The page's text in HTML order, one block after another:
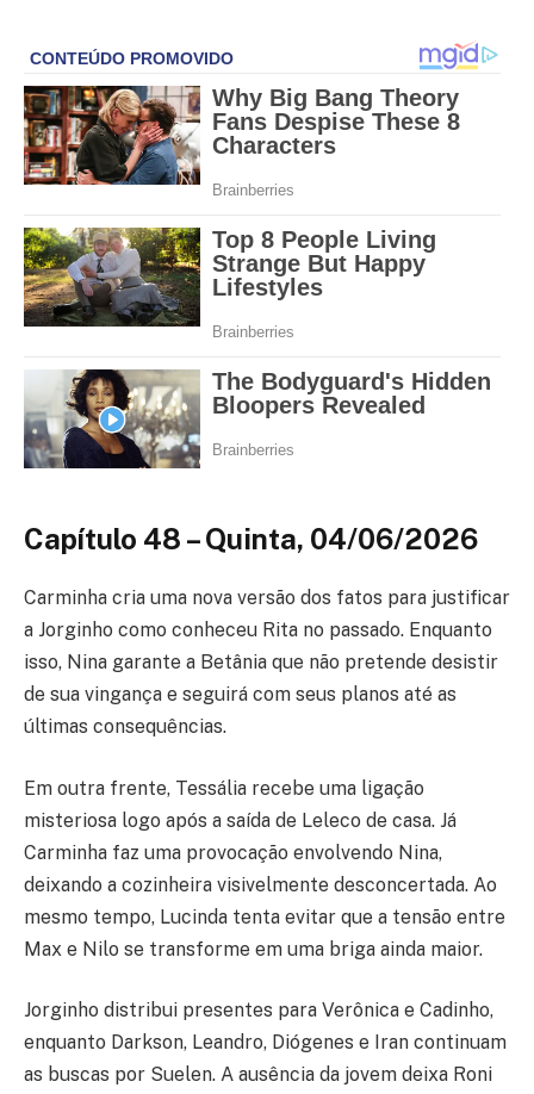
Capítulo 48 – Quinta, 04/06/2026
Carminha cria uma nova versão dos fatos para justificar
a Jorginho como conheceu Rita no passado. Enquanto
isso, Nina garante a Betânia que não pretende desistir
de sua vingança e seguirá com seus planos até as
últimas consequências.
Em outra frente, Tessália recebe uma ligação
misteriosa logo após a saída de Leleco de casa. Já
Carminha faz uma provocação envolvendo Nina,
deixando a cozinheira visivelmente desconcertada. Ao
mesmo tempo, Lucinda tenta evitar que a tensão entre
Max e Nilo se transforme em uma briga ainda maior.
Jorginho distribui presentes para Verônica e Cadinho,
enquanto Darkson, Leandro, Diógenes e Iran continuam
as buscas por Suelen. A ausência da jovem deixa Roni